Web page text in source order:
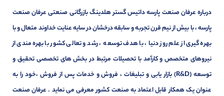
درباره عرفان صنعت پارسه داتیس گستر هلدینگ بازرگانی صنعتی عرفان صنعت
پارسه ، با بیش از نیم قرن تجربه و سابقه درخشان در سایه عنایت خداوند متعال و با
بهره گیری از علم روز دنیا ، با هدف توسعه ، رشد و تعالی کشور با بهره مندی از
نیروهای متخصص و کارآمد با تحصیلات مرتبط در بخش های تخصصی تحقیق و
توسعه (R&D) بازار یابی و تبلیغات ، فروش و خدمات پس از فروش ،خود را به
عنوان یک همکار قابل اعتماد به صنعت کشور معرفی می نماید . عرفان صنعت